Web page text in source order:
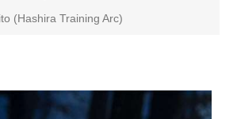
(Hashira Training Arc)